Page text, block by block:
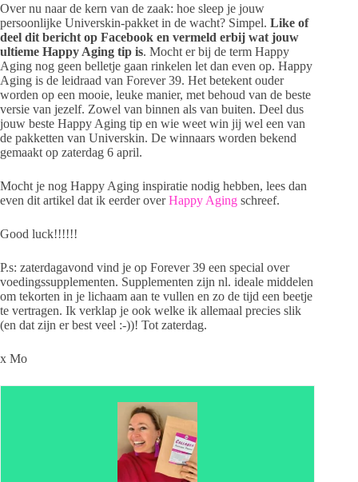
Over nu naar de kern van de zaak: hoe sleep je jouw
persoonlijke Universkin-pakket in de wacht? Simpel. Like of
deel dit bericht op Facebook en vermeld erbij wat jouw
ultieme Happy Aging tip is. Mocht er bij de term Happy
Aging nog geen belletje gaan rinkelen let dan even op. Happy
Aging is de leidraad van Forever 39. Het betekent ouder
worden op een mooie, leuke manier, met behoud van de beste
versie van jezelf. Zowel van binnen als van buiten. Deel dus
jouw beste Happy Aging tip en wie weet win jij wel een van
de pakketten van Universkin. De winnaars worden bekend
gemaakt op zaterdag 6 april.
Mocht je nog Happy Aging inspiratie nodig hebben, lees dan
even dit artikel dat ik eerder overHappy Aging schreef.
Good luck!!!!!!
P.s: zaterdagavond vind je op Forever 39 een special over
voedingssupplementen. Supplementen zijn nl. ideale middelen
om tekorten in je lichaam aan te vullen en zo de tijd een beetje
te vertragen. Ik verklap je ook welke ik allemaal precies slik
(en dat zijn er best veel :-))! Tot zaterdag.
x Mo